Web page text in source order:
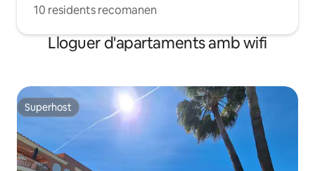
10 residents recomanen
Lloguer d'apartaments amb wifi
Superhost
Superhost